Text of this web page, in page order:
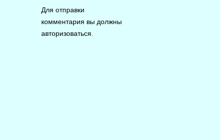
Для отправки
комментария вы должны
авторизоваться